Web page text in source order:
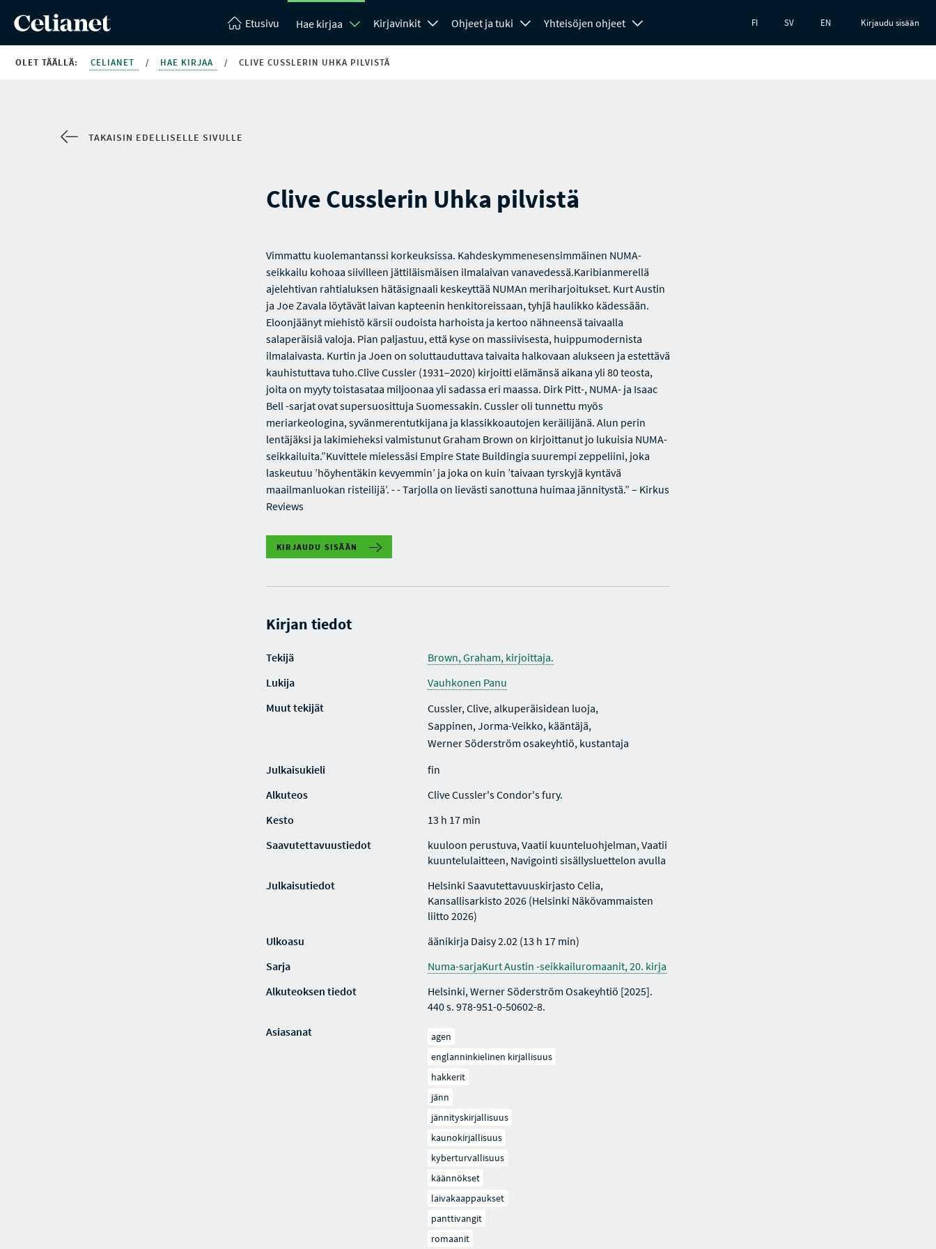
Etusivu Hae kirjaa Kirjavinkit Ohjeet ja tuki Yhteisöjen ohjeet FI SV EN Kirjaudu sisään
OLET TÄÄLLÄ: CELIANET / HAE KIRJAA / CLIVE CUSSLERIN UHKA PILVISTÄ
TAKAISIN EDELLISELLE SIVULLE
Clive Cusslerin Uhka pilvistä
Vimmattu kuolemantanssi korkeuksissa. Kahdeskymmenesensimmäinen NUMA-
seikkailu kohoaa siivilleen jättiläismäisen ilmalaivan vanavedessä.Karibianmerellä
ajelehtivan rahtialuksen hätäsignaali keskeyttää NUMAn meriharjoitukset. Kurt Austin
ja Joe Zavala löytävät laivan kapteenin henkitoreissaan, tyhjä haulikko kädessään.
Eloonjäänyt miehistö kärsii oudoista harhoista ja kertoo nähneensä taivaalla
salaperäisiä valoja. Pian paljastuu, että kyse on massiivisesta, huippumodernista
ilmalaivasta. Kurtin ja Joen on soluttauduttava taivaita halkovaan alukseen ja estettävä
kauhistuttava tuho.Clive Cussler (1931–2020) kirjoitti elämänsä aikana yli 80 teosta,
joita on myyty toistasataa miljoonaa yli sadassa eri maassa. Dirk Pitt-, NUMA- ja Isaac
Bell -sarjat ovat supersuosittuja Suomessakin. Cussler oli tunnettu myös
meriarkeologina, syvänmerentutkijana ja klassikkoautojen keräilijänä. Alun perin
lentäjäksi ja lakimieheksi valmistunut Graham Brown on kirjoittanut jo lukuisia NUMA-
seikkailuita.”Kuvittele mielessäsi Empire State Buildingia suurempi zeppeliini, joka
laskeutuu ’höyhentäkin kevyemmin’ ja joka on kuin ’taivaan tyrskyjä kyntävä
maailmanluokan risteilijä’. - - Tarjolla on lievästi sanottuna huimaa jännitystä.” – Kirkus
Reviews
KIRJAUDU SISÄÄN
Kirjan tiedot
Tekijä
Brown, Graham, kirjoittaja.
Lukija
Vauhkonen Panu
Muut tekijät
Cussler, Clive, alkuperäisidean luoja,
Sappinen, Jorma-Veikko, kääntäjä,
Werner Söderström osakeyhtiö, kustantaja
Julkaisukieli
fin
Alkuteos
Clive Cussler's Condor's fury.
Kesto
13 h 17 min
Saavutettavuustiedot
kuuloon perustuva, Vaatii kuunteluohjelman, Vaatii
kuuntelulaitteen, Navigointi sisällysluettelon avulla
Julkaisutiedot
Helsinki Saavutettavuuskirjasto Celia,
Kansallisarkisto 2026 (Helsinki Näkövammaisten
liitto 2026)
Ulkoasu
äänikirja Daisy 2.02 (13 h 17 min)
Sarja
Numa-sarjaKurt Austin -seikkailuromaanit, 20. kirja
Alkuteoksen tiedot
Helsinki, Werner Söderström Osakeyhtiö [2025].
440 s. 978-951-0-50602-8.
Asiasanat
agen
englanninkielinen kirjallisuus
hakkerit
jänn
jännityskirjallisuus
kaunokirjallisuus
kyberturvallisuus
käännökset
laivakaappaukset
panttivangit
romaanit